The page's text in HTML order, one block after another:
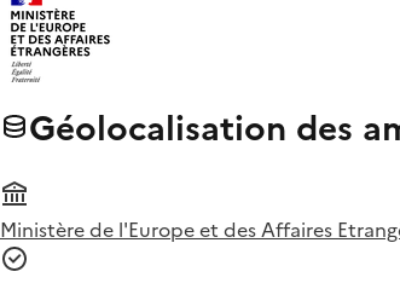
Géolocalisation des
Ministère de l'Europe et des Affaires